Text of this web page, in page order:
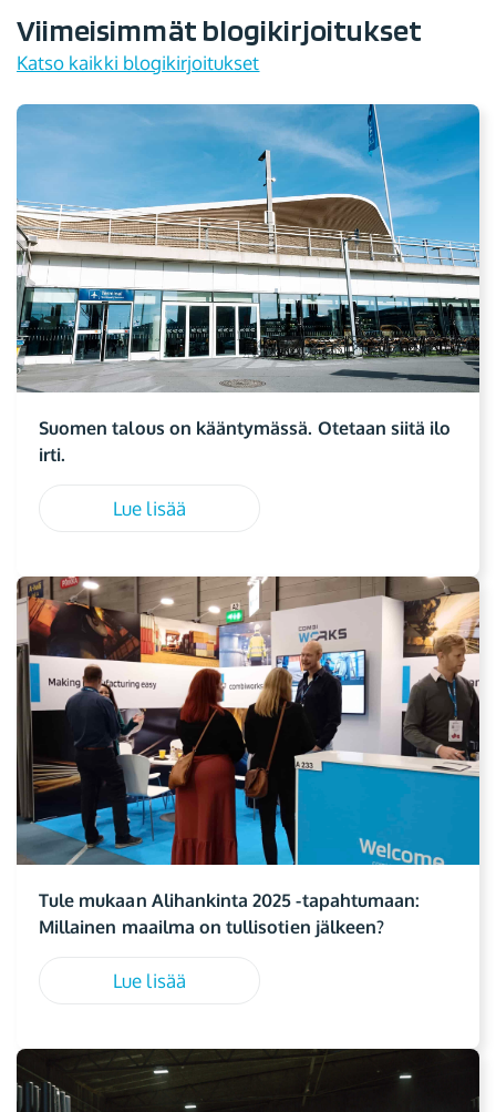
Viimeisimmät blogikirjoitukset
Katso kaikki blogikirjoitukset
Suomen talous on kääntymässä. Otetaan siitä ilo
irti.
Lue lisää
Tule mukaan Alihankinta 2025 -tapahtumaan:
Millainen maailma on tullisotien jälkeen?
Lue lisää